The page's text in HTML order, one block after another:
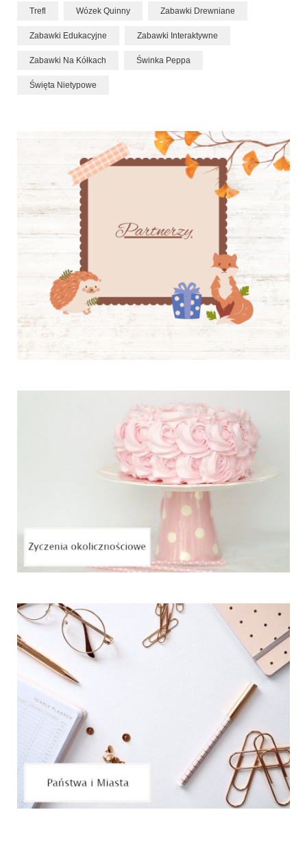
Trefl Wózek Quinny Zabawki Drewniane
Zabawki Edukacyjne Zabawki Interaktywne
Zabawki Na Kółkach Świnka Peppa
Święta Nietypowe